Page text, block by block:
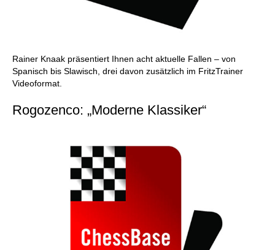
Rainer Knaak präsentiert Ihnen acht aktuelle Fallen – von
Spanisch bis Slawisch, drei davon zusätzlich im FritzTrainer
Videoformat.
Rogozenco: „Moderne Klassiker“